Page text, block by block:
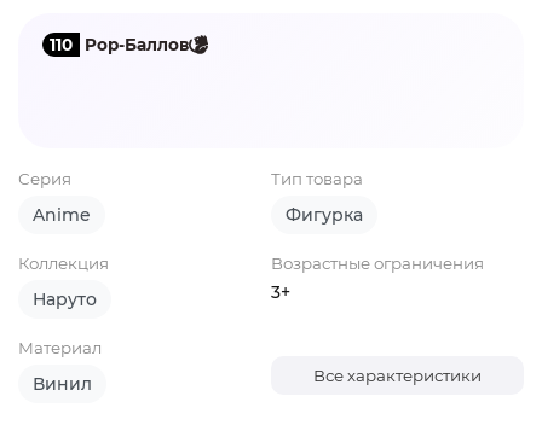
110 Pop-Баллов
Серия
Anime
Тип товара
Фигурка
Коллекция
Наруто
Возрастные ограничения
3+
Материал
Винил Все характеристики